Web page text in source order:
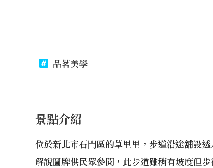
品茗美學
景點介紹
位於新北市石門區的草里里，步道沿途舖設
解說圖牌供民眾參閱，此步道雖稍有坡度但